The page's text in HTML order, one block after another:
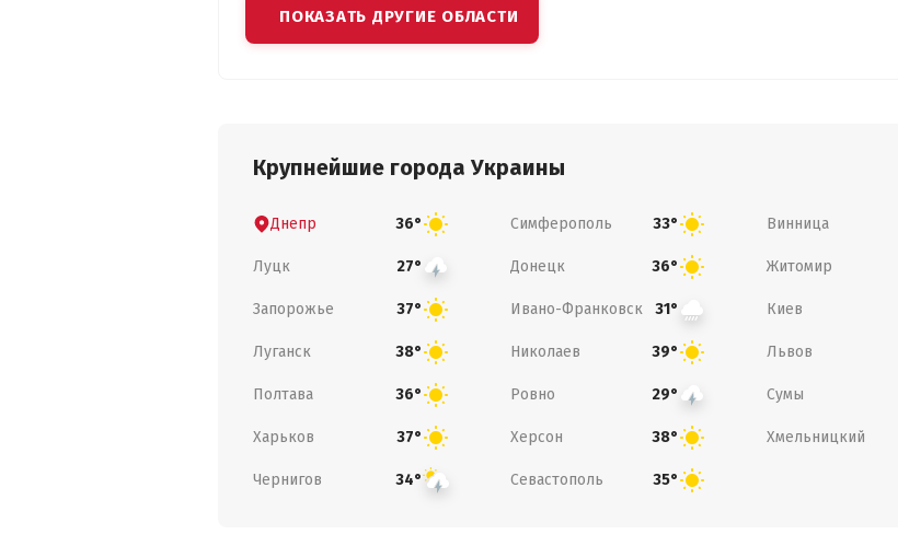
ПОКАЗАТЬ ДРУГИЕ ОБЛАСТИ
Крупнейшие города Украины
Днепр 36° Симферополь 33° Винница
Луцк 27° Донецк 36° Житомир
Запорожье 37° Ивано-Франковск 31° Киев
Луганск 38° Николаев 39° Львов
Полтава 36° Ровно 29° Сумы
Харьков 37° Херсон 38° Хмельницкий
Чернигов 34° Севастополь 35°